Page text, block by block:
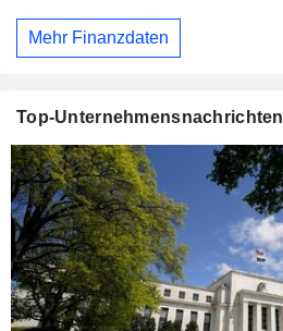
Mehr Finanzdaten
Top-Unternehmensnachrichten